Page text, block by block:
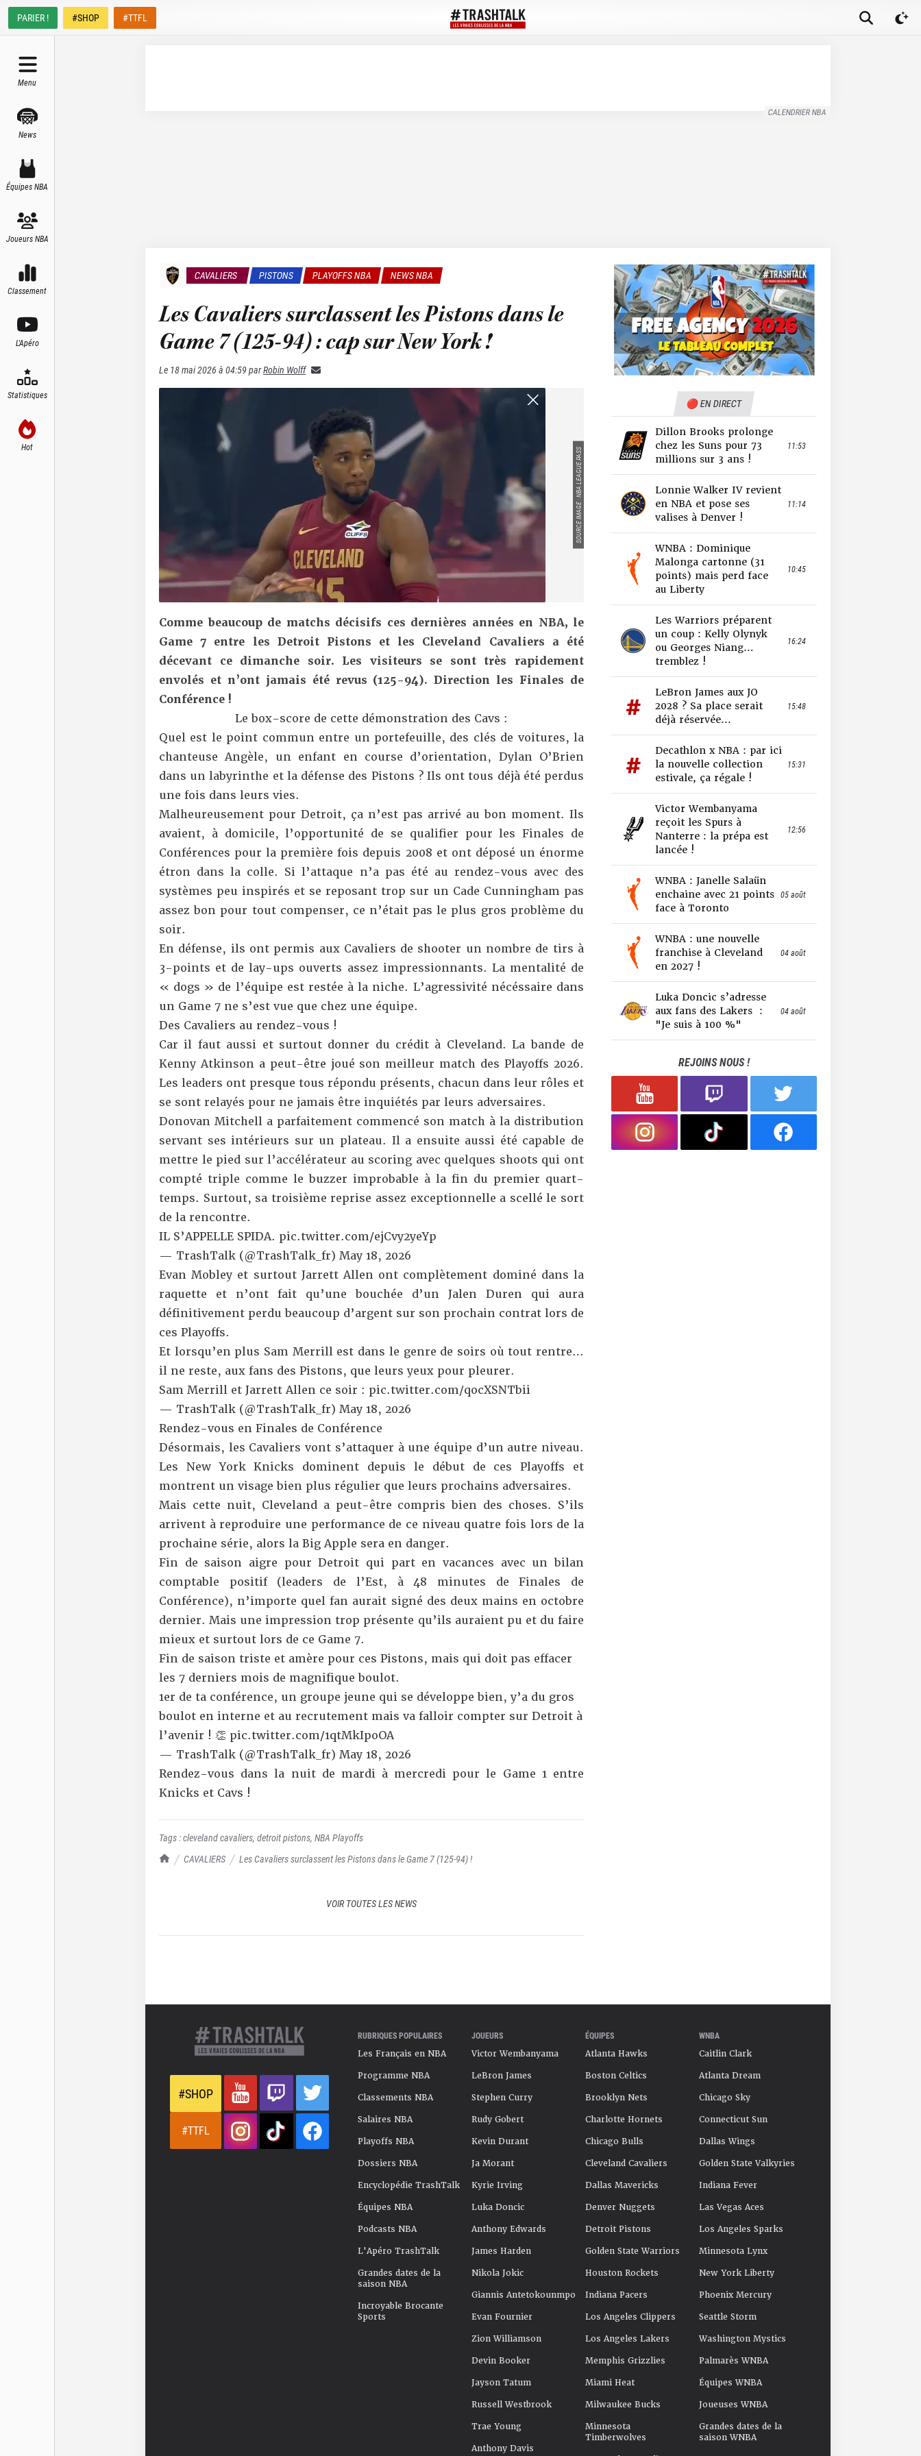
PARIER ! #SHOP #TTFL
Menu
News
Équipes NBA
Joueurs NBA
Classement
L'Apéro
Statistiques
Hot
CALENDRIER NBA
TrashTalk Actu NBA
CAVALIERS Les Cavaliers surclassent les Pistons dans le Game 7 (125-94) !
CAVALIERS PISTONS PLAYOFFS NBA NEWS NBA
Les Cavaliers surclassent les Pistons dans le
Game 7 (125-94) : cap sur New York !
Le 18 mai 2026 à 04:59parRobin Wolff
SOURCE IMAGE : NBA LEAGUE PASS
Comme beaucoup de matchs décisifs ces dernières années en NBA, le
Game 7 entre les Detroit Pistons et les Cleveland Cavaliers a été
décevant ce dimanche soir. Les visiteurs se sont très rapidement
envolés et n’ont jamais été revus (125-94). Direction les Finales de
Conférence !
Le box-score de cette démonstration des Cavs :
Quel est le point commun entre un portefeuille, des clés de voitures, la
chanteuse Angèle, un enfant en course d’orientation, Dylan O’Brien
dans un labyrinthe et la défense des Pistons ? Ils ont tous déjà été perdus
une fois dans leurs vies.
Malheureusement pour Detroit, ça n’est pas arrivé au bon moment. Ils
avaient, à domicile, l’opportunité de se qualifier pour les Finales de
Conférences pour la première fois depuis 2008 et ont déposé un énorme
étron dans la colle. Si l’attaque n’a pas été au rendez-vous avec des
systèmes peu inspirés et se reposant trop sur un Cade Cunningham pas
assez bon pour tout compenser, ce n’était pas le plus gros problème du
soir.
En défense, ils ont permis aux Cavaliers de shooter un nombre de tirs à
3-points et de lay-ups ouverts assez impressionnants. La mentalité de
« dogs » de l’équipe est restée à la niche. L’agressivité nécéssaire dans
un Game 7 ne s’est vue que chez une équipe.
Des Cavaliers au rendez-vous !
Car il faut aussi et surtout donner du crédit à Cleveland. La bande de
Kenny Atkinson a peut-être joué son meilleur match des Playoffs 2026.
Les leaders ont presque tous répondu présents, chacun dans leur rôles et
se sont relayés pour ne jamais être inquiétés par leurs adversaires.
Donovan Mitchell a parfaitement commencé son match à la distribution
servant ses intérieurs sur un plateau. Il a ensuite aussi été capable de
mettre le pied sur l’accélérateur au scoring avec quelques shoots qui ont
compté triple comme le buzzer improbable à la fin du premier quart-
temps. Surtout, sa troisième reprise assez exceptionnelle a scellé le sort
de la rencontre.
IL S’APPELLE SPIDA. pic.twitter.com/ejCvy2yeYp
— TrashTalk (@TrashTalk_fr) May 18, 2026
Evan Mobley et surtout Jarrett Allen ont complètement dominé dans la
raquette et n’ont fait qu’une bouchée d’un Jalen Duren qui aura
définitivement perdu beaucoup d’argent sur son prochain contrat lors de
ces Playoffs.
Et lorsqu’en plus Sam Merrill est dans le genre de soirs où tout rentre…
il ne reste, aux fans des Pistons, que leurs yeux pour pleurer.
Sam Merrill et Jarrett Allen ce soir : pic.twitter.com/qocXSNTbii
— TrashTalk (@TrashTalk_fr) May 18, 2026
Rendez-vous en Finales de Conférence
Désormais, les Cavaliers vont s’attaquer à une équipe d’un autre niveau.
Les New York Knicks dominent depuis le début de ces Playoffs et
montrent un visage bien plus régulier que leurs prochains adversaires.
Mais cette nuit, Cleveland a peut-être compris bien des choses. S’ils
arrivent à reproduire une performance de ce niveau quatre fois lors de la
prochaine série, alors la Big Apple sera en danger.
Fin de saison aigre pour Detroit qui part en vacances avec un bilan
comptable positif (leaders de l’Est, à 48 minutes de Finales de
Conférence), n’importe quel fan aurait signé des deux mains en octobre
dernier. Mais une impression trop présente qu’ils auraient pu et du faire
mieux et surtout lors de ce Game 7.
Fin de saison triste et amère pour ces Pistons, mais qui doit pas effacer
les 7 derniers mois de magnifique boulot.
1er de ta conférence, un groupe jeune qui se développe bien, y’a du gros
boulot en interne et au recrutement mais va falloir compter sur Detroit à
l’avenir ! 👏 pic.twitter.com/1qtMkIpoOA
— TrashTalk (@TrashTalk_fr) May 18, 2026
Rendez-vous dans la nuit de mardi à mercredi pour le Game 1 entre
Knicks et Cavs !
Tags :cleveland cavaliers, detroit pistons, NBA Playoffs
VOIR TOUTES LES NEWS
🔴 EN DIRECT
Dillon Brooks prolonge
chez les Suns pour 73
millions sur 3 ans !
11:53
Lonnie Walker IV revient
en NBA et pose ses
valises à Denver !
11:14
WNBA : Dominique
Malonga cartonne (31
points) mais perd face
au Liberty
10:45
Les Warriors préparent
un coup : Kelly Olynyk
ou Georges Niang…
tremblez !
16:24
LeBron James aux JO
2028 ? Sa place serait
déjà réservée...
15:48
Decathlon x NBA : par ici
la nouvelle collection
estivale, ça régale !
15:31
Victor Wembanyama
reçoit les Spurs à
Nanterre : la prépa est
lancée !
12:56
WNBA : Janelle Salaün
enchaine avec 21 points
face à Toronto
05 août
WNBA : une nouvelle
franchise à Cleveland
en 2027 !
04 août
Luka Doncic s’adresse
aux fans des Lakers :
"Je suis à 100 %"
04 août
REJOINS NOUS !
#SHOP
#TTFL
RUBRIQUES POPULAIRES
Les Français en NBA
Programme NBA
Classements NBA
Salaires NBA
Playoffs NBA
Dossiers NBA
Encyclopédie TrashTalk
Équipes NBA
Podcasts NBA
L'Apéro TrashTalk
Grandes dates de la
saison NBA
Incroyable Brocante
Sports
JOUEURS
Victor Wembanyama
LeBron James
Stephen Curry
Rudy Gobert
Kevin Durant
Ja Morant
Kyrie Irving
Luka Doncic
Anthony Edwards
James Harden
Nikola Jokic
Giannis Antetokounmpo
Evan Fournier
Zion Williamson
Devin Booker
Jayson Tatum
Russell Westbrook
Trae Young
Anthony Davis
ÉQUIPES
Atlanta Hawks
Boston Celtics
Brooklyn Nets
Charlotte Hornets
Chicago Bulls
Cleveland Cavaliers
Dallas Mavericks
Denver Nuggets
Detroit Pistons
Golden State Warriors
Houston Rockets
Indiana Pacers
Los Angeles Clippers
Los Angeles Lakers
Memphis Grizzlies
Miami Heat
Milwaukee Bucks
Minnesota
Timberwolves
WNBA
Caitlin Clark
Atlanta Dream
Chicago Sky
Connecticut Sun
Dallas Wings
Golden State Valkyries
Indiana Fever
Las Vegas Aces
Los Angeles Sparks
Minnesota Lynx
New York Liberty
Phoenix Mercury
Seattle Storm
Washington Mystics
Palmarès WNBA
Équipes WNBA
Joueuses WNBA
Grandes dates de la
saison WNBA